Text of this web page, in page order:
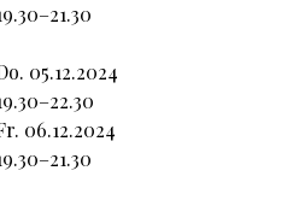
05.12.2024
06.12.2024